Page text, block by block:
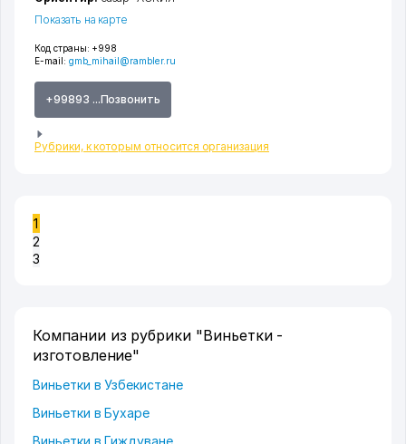
Код страны: +998
E-mail: gmb_mihail@rambler.ru
+99893 ...Позвонить
Рубрики, к которым относится организация
Показать на карте
1
2
3
Компании из рубрики "Виньетки -
изготовление"
Виньетки в Узбекистане
Виньетки в Бухаре